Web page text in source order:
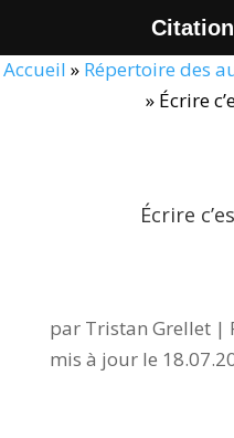
Accueil » Répertoire des
» Écrire
Écrire
par Tristan Grellet|
mis à jour le